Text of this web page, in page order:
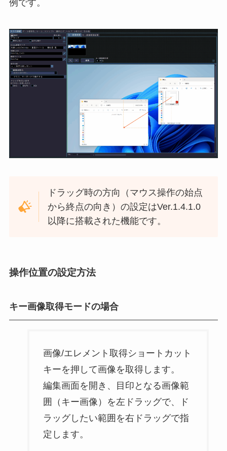
例です。
ドラッグ時の方向（マウス操作の始点
から終点の向き）の設定はVer.1.4.1.0
以降に搭載された機能です。
操作位置の設定方法
キー画像取得モードの場合
画像/エレメント取得ショートカット
キーを押して画像を取得します。
編集画面を開き、目印となる画像範
囲（キー画像）を左ドラッグで、ド
ラッグしたい範囲を右ドラッグで指
定します。